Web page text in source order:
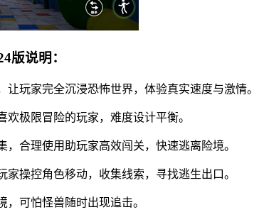
版说明：
让玩家完全沉浸恐怖世界，体验真实速度与激情。
欢极限冒险的玩家，难度设计平衡。
，合理使用助玩家高效闯关，快速逃离险境。
家操控角色移动，收集线索，寻找逃生出口。
，可怕怪兽随时出现追击。